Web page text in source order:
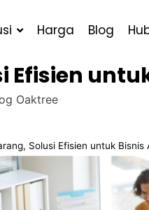
Harga Blog
Efisien
Oaktree
Solusi Efisien untuk Bisnis